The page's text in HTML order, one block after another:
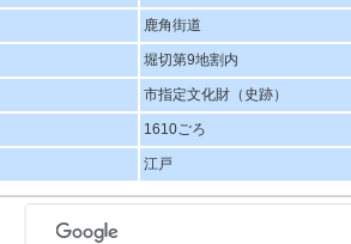
鹿角街道
堀切第9地割内
市指定文化財（史跡）
1610ごろ
江戸